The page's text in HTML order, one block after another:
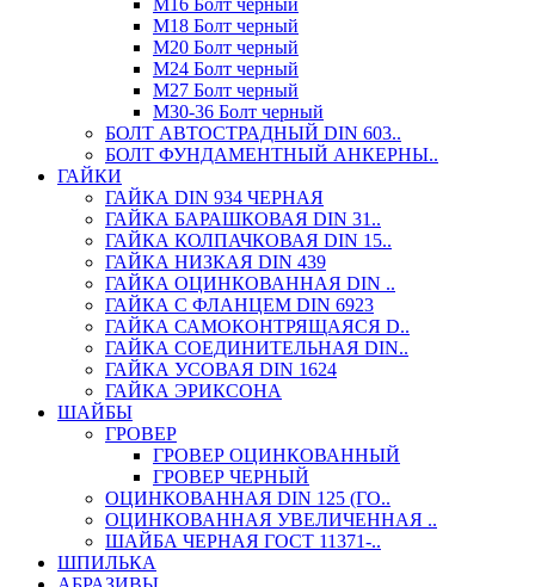
М16 Болт черный
М18 Болт черный
М20 Болт черный
М24 Болт черный
М27 Болт черный
М30-36 Болт черный
БОЛТ АВТОСТРАДНЫЙ DIN 603..
БОЛТ ФУНДАМЕНТНЫЙ АНКЕРНЫ..
ГАЙКИ
ГАЙКА DIN 934 ЧЕРНАЯ
ГАЙКА БАРАШКОВАЯ DIN 31..
ГАЙКА КОЛПАЧКОВАЯ DIN 15..
ГАЙКА НИЗКАЯ DIN 439
ГАЙКА ОЦИНКОВАННАЯ DIN ..
ГАЙКА С ФЛАНЦЕМ DIN 6923
ГАЙКА САМОКОНТРЯЩАЯСЯ D..
ГАЙКА СОЕДИНИТЕЛЬНАЯ DIN..
ГАЙКА УСОВАЯ DIN 1624
ГАЙКА ЭРИКСОНА
ШАЙБЫ
ГРОВЕР
ГРОВЕР ОЦИНКОВАННЫЙ
ГРОВЕР ЧЕРНЫЙ
ОЦИНКОВАННАЯ DIN 125 (ГО..
ОЦИНКОВАННАЯ УВЕЛИЧЕННАЯ ..
ШАЙБА ЧЕРНАЯ ГОСТ 11371-..
ШПИЛЬКА